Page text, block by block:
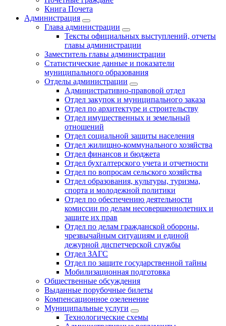
Книга Почета
Администрация
Глава администрации
Тексты официальных выступлений, отчеты
главы администрации
Заместитель главы администрации
Статистические данные и показатели
муниципального образования
Отделы администрации
Административно-правовой отдел
Отдел закупок и муниципального заказа
Отдел по архитектуре и строительству
Отдел имущественных и земельный
отношений
Отдел социальной защиты населения
Отдел жилищно-коммунального хозяйства
Отдел финансов и бюджета
Отдел бухгалтерского учета и отчетности
Отдел по вопросам сельского хозяйства
Отдел образования, культуры, туризма,
спорта и молодежной политики
Отдел по обеспечению деятельности
комиссии по делам несовершеннолетних и
защите их прав
Отдел по делам гражданской обороны,
чрезвычайным ситуациям и единой
дежурной диспетчерской службы
Отдел ЗАГС
Отдел по защите государственной тайны
Мобилизационная подготовка
Общественные обсуждения
Выданные порубочные билеты
Компенсационное озеленение
Муниципальные услуги
Технологические схемы